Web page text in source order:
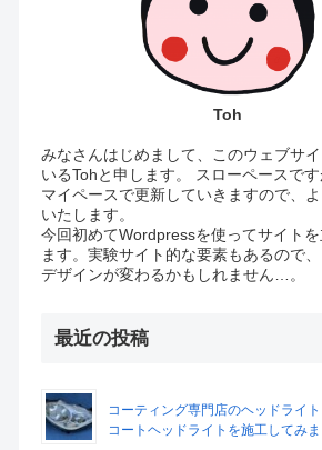
Toh
みなさんはじめまして、このウェブサ
いるTohと申します。 スローペースで
マイペースで更新していきますので、
いたします。
今回初めてWordpressを使ってサイト
ます。実験サイト的な要素もあるので
デザインが変わるかもしれません…。
最近の投稿
コーティング専門店のヘッドライ
コートヘッドライトを施工してみ